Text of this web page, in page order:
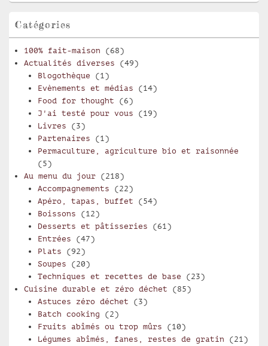
Catégories
100% fait-maison (68)
Actualités diverses (49)
Blogothèque (1)
Evènements et médias (14)
Food for thought (6)
J'ai testé pour vous (19)
Livres (3)
Partenaires (1)
Permaculture, agriculture bio et raisonnée
(5)
Au menu du jour (218)
Accompagnements (22)
Apéro, tapas, buffet (54)
Boissons (12)
Desserts et pâtisseries (61)
Entrées (47)
Plats (92)
Soupes (20)
Techniques et recettes de base (23)
Cuisine durable et zéro déchet (85)
Astuces zéro déchet (3)
Batch cooking (2)
Fruits abîmés ou trop mûrs (10)
Légumes abîmés, fanes, restes de gratin (21)